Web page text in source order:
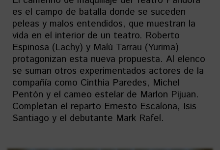
es el campo de batalla donde se suceden
peleas y malos entendidos, que muestran la
vida en el interior de un teatro. Roberto
Espinosa (Lachy) y Malú Tarrau (Yurima)
protagonizan esta nueva propuesta. Al elenco
se suman otros experimentados actores de la
compañía como Cinthia Paredes, Michel
Pentón y el cameo estelar de Marlon Pijuan.
Completan el reparto Ernesto Escalona, Isis
Santiago y el debutante Mark Rafel.